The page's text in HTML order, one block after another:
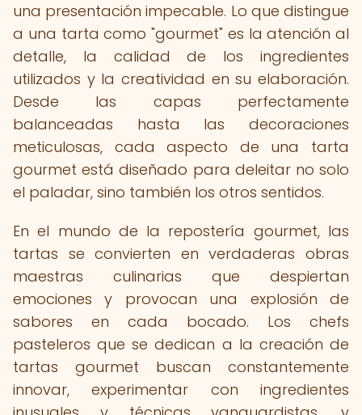
una presentación impecable. Lo que distingue
a una tarta como "gourmet" es la atención al
detalle, la calidad de los ingredientes
utilizados y la creatividad en su elaboración.
Desde las capas perfectamente
balanceadas hasta las decoraciones
meticulosas, cada aspecto de una tarta
gourmet está diseñado para deleitar no solo
el paladar, sino también los otros sentidos.
En el mundo de la repostería gourmet, las
tartas se convierten en verdaderas obras
maestras culinarias que despiertan
emociones y provocan una explosión de
sabores en cada bocado. Los chefs
pasteleros que se dedican a la creación de
tartas gourmet buscan constantemente
innovar, experimentar con ingredientes